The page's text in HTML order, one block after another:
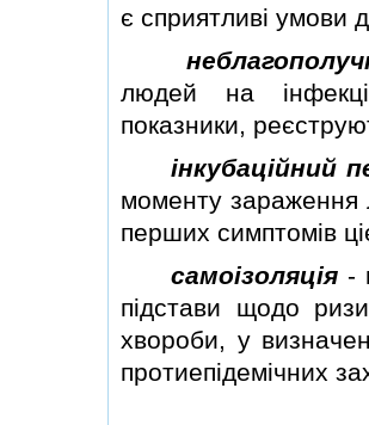
є сприятливi умови
людей на
показники,
iнкубацiйний
моменту зараження
перших симптомiв
самоiзоляцiя-
пiдстави щодо
хвороби, у
протиепiдемiчних